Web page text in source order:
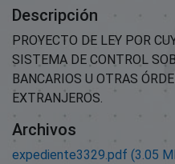
Descripción
PROYECTO DE LEY POR
SISTEMA DE CONTROL
BANCARIOS U OTRAS
EXTRANJEROS.
Archivos
expediente3329.pdf (3.05